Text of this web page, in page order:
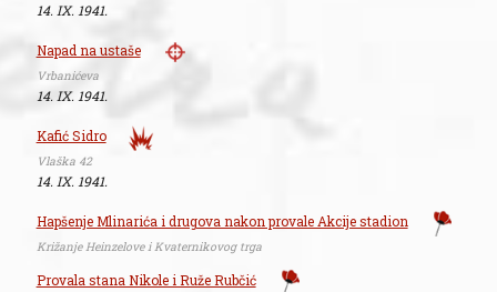
14. IX. 1941.
Napad na ustaše
Vrbanićeva
14. IX. 1941.
Kafić Sidro
Vlaška 42
14. IX. 1941.
Hapšenje Mlinarića i drugova nakon provale Akcije stadion
Križanje Heinzelove i Kvaternikovog trga
Provala stana Nikole i Ruže Rubčić